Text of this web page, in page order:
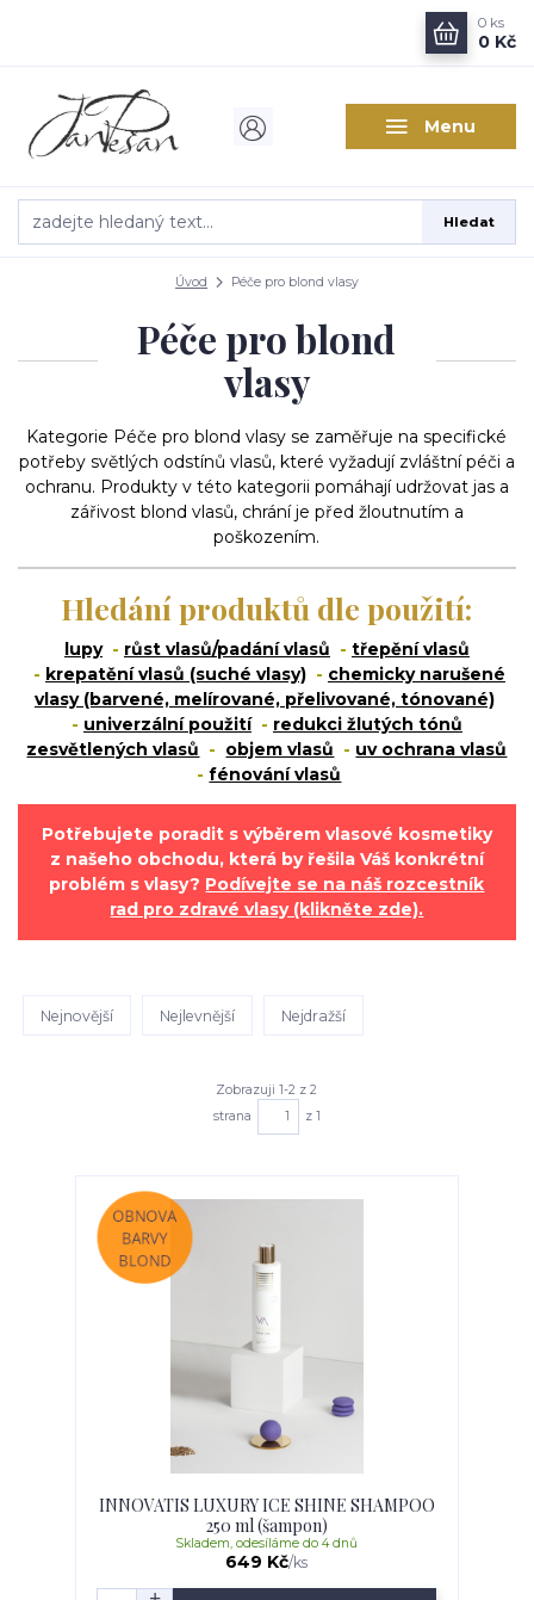
Menu
Hledat
0 ks
0 Kč
Úvod Péče pro blond vlasy
Péče pro blond
vlasy
Kategorie Péče pro blond vlasy se zaměřuje na specifické
potřeby světlých odstínů vlasů, které vyžadují zvláštní péči a
ochranu. Produkty v této kategorii pomáhají udržovat jas a
zářivost blond vlasů, chrání je před žloutnutím a
poškozením.
Hledání produktů dle použití:
lupy - růst vlasů/padání vlasů - třepění vlasů
- krepatění vlasů (suché vlasy) - chemicky narušené
vlasy (barvené, melírované, přelivované, tónované)
- univerzální použití - redukci žlutých tónů
zesvětlených vlasů - objem vlasů - uv ochrana vlasů
-fénování vlasů
Potřebujete poradit s výběrem vlasové kosmetiky
z našeho obchodu, která by řešila Váš konkrétní
problém s vlasy? Podívejte se na náš rozcestník
rad pro zdravé vlasy (klikněte zde).
Nejnovější Nejlevnější Nejdražší
Zobrazuji 1-2 z 2
strana
z 1
INNOVATIS LUXURY ICE SHINE SHAMPOO
250 ml (šampon)
649 Kč/ks
Skladem, odesíláme do 4 dnů